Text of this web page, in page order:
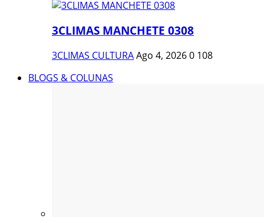
3CLIMAS MANCHETE 0308
3CLIMAS CULTURAAgo 4, 20260 108
BLOGS & COLUNAS